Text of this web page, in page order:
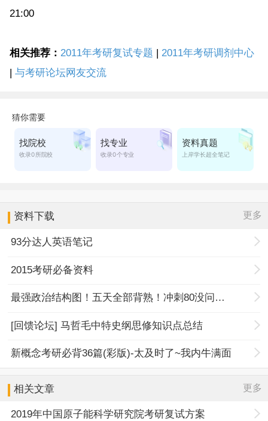
21:00
相关推荐： 2011年考研复试专题 | 2011年考研调剂中心
| 与考研论坛网友交流
资料下载 更多
93分达人英语笔记
2015考研必备资料
最强政治结构图！五天全部背熟！冲刺80没问题！
[回馈论坛] 马哲毛中特史纲思修知识点总结
新概念考研必背36篇(彩版)-太及时了~我内牛满面
相关文章 更多
2019年中国原子能科学研究院考研复试方案